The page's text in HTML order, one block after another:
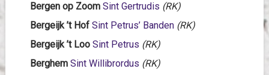
Bergen op Zoom Sint Gertrudis (RK)
Bergeijk ’t Hof Sint Petrus’ Banden(RK)
Bergeijk ’t Loo Sint Petrus (RK)
Berghem Sint Willibrordus (RK)